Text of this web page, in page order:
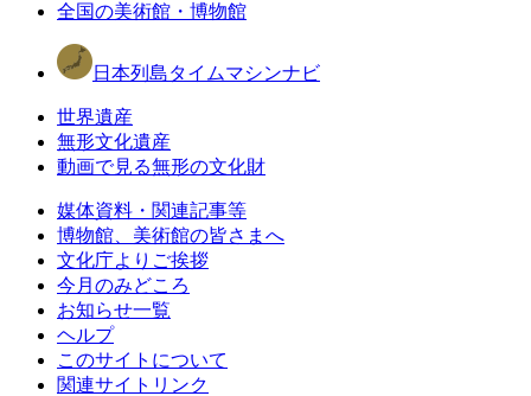
全国の美術館・博物館
日本列島タイムマシンナビ
世界遺産
無形文化遺産
動画で見る無形の文化財
媒体資料・関連記事等
博物館、美術館の皆さまへ
文化庁よりご挨拶
今月のみどころ
お知らせ一覧
ヘルプ
このサイトについて
関連サイトリンク